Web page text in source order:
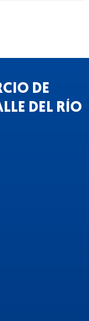
DE
DEL RÍO